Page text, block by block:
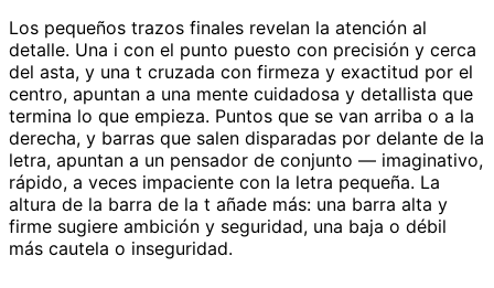
Los pequeños trazos finales revelan la atención al
detalle. Una i con el punto puesto con precisión y cerca
del asta, y una t cruzada con firmeza y exactitud por el
centro, apuntan a una mente cuidadosa y detallista que
termina lo que empieza. Puntos que se van arriba o a la
derecha, y barras que salen disparadas por delante de la
letra, apuntan a un pensador de conjunto — imaginativo,
rápido, a veces impaciente con la letra pequeña. La
altura de la barra de la t añade más: una barra alta y
firme sugiere ambición y seguridad, una baja o débil
más cautela o inseguridad.